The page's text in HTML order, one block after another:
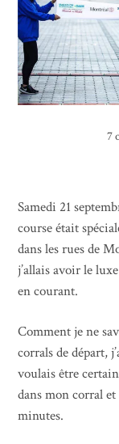
7
Samedi 21
course était
dans les rues de
j’allais avoir le
en courant.
Comment je ne
corrals de départ,
voulais être
dans mon corral
minutes.